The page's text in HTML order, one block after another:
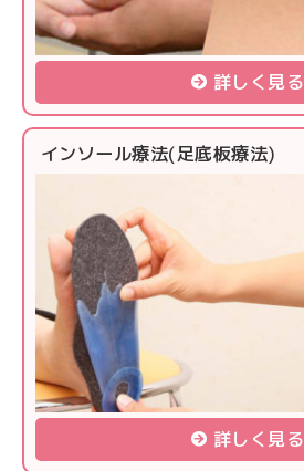
詳しく見る
インソール療法(足底板療法)
詳しく見る